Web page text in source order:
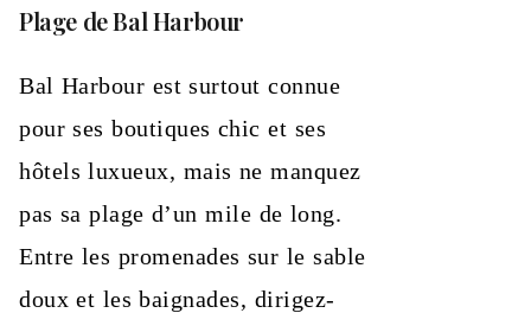
Plage de Bal Harbour
Bal Harbour est surtout connue
pour ses boutiques chic et ses
hôtels luxueux, mais ne manquez
pas sa plage d’un mile de long.
Entre les promenades sur le sable
doux et les baignades, dirigez-